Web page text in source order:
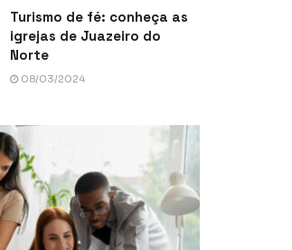
Turismo de fé: conheça as
igrejas de Juazeiro do
Norte
08/03/2024